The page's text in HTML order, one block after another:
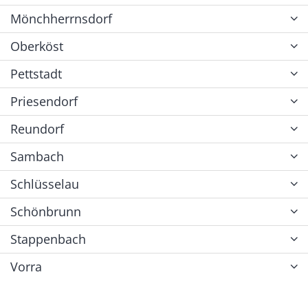
Mönchherrnsdorf
Oberköst
Pettstadt
Priesendorf
Reundorf
Sambach
Schlüsselau
Schönbrunn
Stappenbach
Vorra